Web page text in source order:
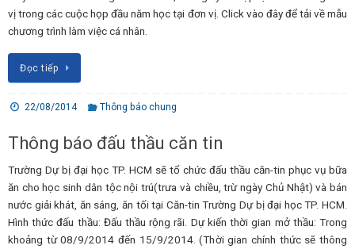
vị trong các cuộc họp đầu năm học tại đơn vị. Click vào đây để tải về mẫu
chương trình làm việc cá nhân.
Đọc tiếp
22/08/2014 Thông báo chung
Thông báo đấu thầu căn tin
Trường Dự bị đại học TP. HCM sẽ tổ chức đấu thầu căn-tin phục vụ bữa
ăn cho học sinh dân tộc nội trú(trưa và chiều, trừ ngày Chủ Nhật) và bán
nước giải khát, ăn sáng, ăn tối tại Căn-tin Trường Dự bị đại học TP. HCM.
Hình thức đấu thầu: Đấu thầu rộng rãi. Dự kiến thời gian mở thầu: Trong
khoảng từ 08/9/2014 đến 15/9/2014. (Thời gian chính thức sẽ thông